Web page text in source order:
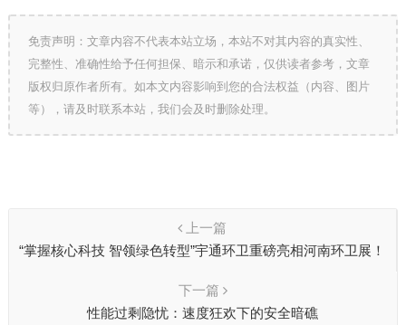
免责声明：文章内容不代表本站立场，本站不对其内容的真实性、
完整性、准确性给予任何担保、暗示和承诺，仅供读者参考，文章
版权归原作者所有。如本文内容影响到您的合法权益（内容、图片
等），请及时联系本站，我们会及时删除处理。
上一篇
“掌握核心科技 智领绿色转型”宇通环卫重磅亮相河南环卫展！
下一篇
性能过剩隐忧：速度狂欢下的安全暗礁